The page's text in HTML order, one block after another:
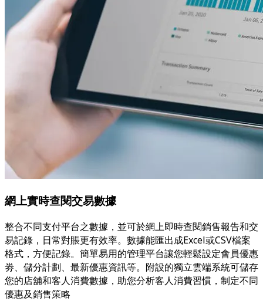
網上實時查閱交易數據
整合不同支付平台之數據，並可於網上即時查閱銷售報告和交
易記錄，日常對賬更有效率。數據能匯出成Excel或CSV檔案
格式，方便記錄。簡單易用的管理平台讓您輕鬆設定會員優惠
劵、儲分計劃、最新優惠資訊等。附設的獨立雲端系統可儲存
您的店舖和客人消費數據，助您分析客人消費習慣，制定不同
優惠及銷售策略